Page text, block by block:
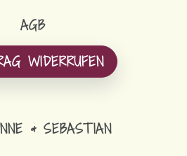
AGB
WIDERRUFEN
& SEBASTIAN